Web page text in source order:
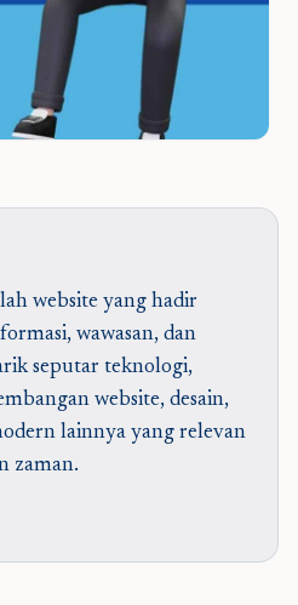
website yang hadir
wawasan, dan
seputar teknologi,
website, desain,
lainnya yang relevan
zaman.